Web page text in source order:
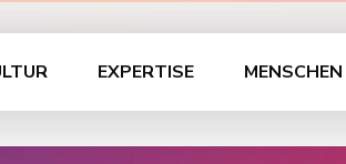
EXPERTISE MENSCHEN